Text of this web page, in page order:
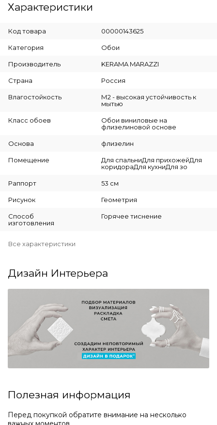
Характеристики
Код товара 00000143625
Категория Обои
Производитель KERAMA MARAZZI
Страна Россия
Влагостойкость
М2 - высокая устойчивость к
мытью
Класс обоев
Обои виниловые на
флизелиновой основе
Основа флизелин
Помещение
Для спальниДля прихожейДля
коридораДля кухниДля зо
Раппорт 53 см
Рисунок Геометрия
Способ
изготовления
Горячее тиснение
Все характеристики
Дизайн Интерьера
Полезная информация
Перед покупкой обратите внимание на несколько